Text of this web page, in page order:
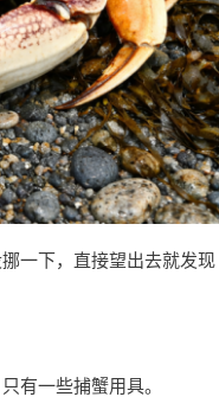
一下，直接望出去就发现
有一些捕蟹用具。